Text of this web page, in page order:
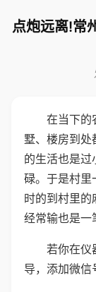
点炮远离!常
在当下的
墅、楼房到处
的生活也是过
碌。于是村里
时的到村里的
经常输也是一
若你在仪
导，添加微